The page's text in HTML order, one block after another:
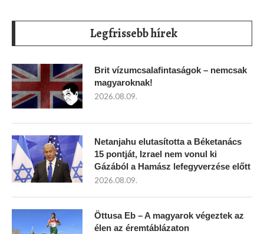
Legfrissebb hírek
Brit vízumcsalafintaságok – nemcsak
magyaroknak!
2026.08.09.
Netanjahu elutasította a Béketanács
15 pontját, Izrael nem vonul ki
Gázából a Hamász lefegyverzése előtt
2026.08.09.
Öttusa Eb – A magyarok végeztek az
élen az éremtáblázaton